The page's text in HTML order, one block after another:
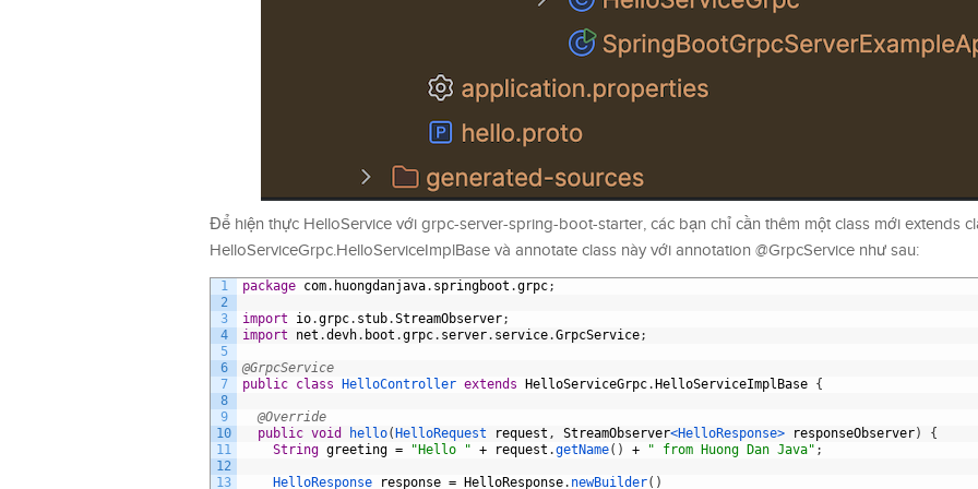
Để hiện thực HelloService với grpc-server-spring-boot-starter, các bạn chỉ cần thêm một class mới extends
HelloServiceGrpc.HelloServiceImplBase và annotate class này với annotation @GrpcService như sau:
1
2
3
4
5
6
7
8
9
10
11
12
13
package com. huongdanjava. springboot .grpc;
import io.grpc. stub.StreamObserver;
import
net .devh. boot .grpc. server. service.GrpcService;
@GrpcService
public class HelloController extends HelloServiceGrpc. HelloServiceImplBase {
@Override
public void hello( HelloRequest request , StreamObserver<HelloResponse> responseObserver)
{
String greeting = "Hello " + request .getName( ) + " from Huong Dan Java" ;
HelloResponse response = HelloResponse. newBuilder( )